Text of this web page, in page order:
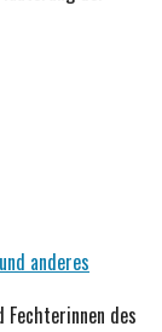
anderes
Fechterinnen des